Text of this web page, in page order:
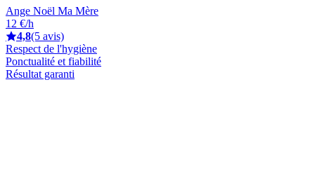
Ange Noël Ma Mère
12 €/h
4,8(5 avis)
Respect de l'hygiène
Ponctualité et fiabilité
Résultat garanti